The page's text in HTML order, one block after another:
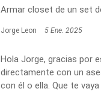
Armar closet de un set
Jorge Leon 5 Ene. 2025
Hola Jorge, gracias por
directamente con un
con él o ella. Que te vaya